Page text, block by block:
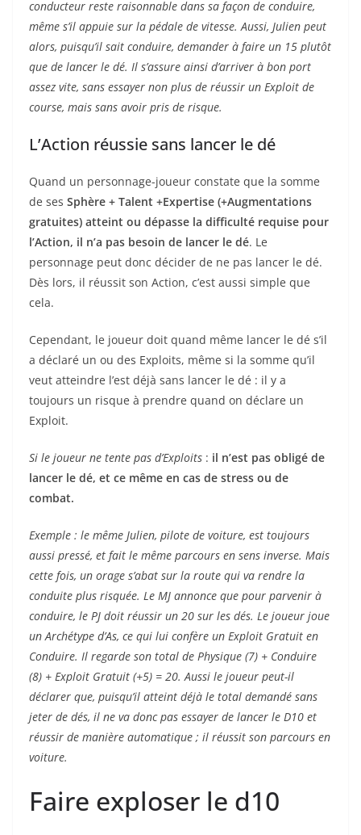
conducteur reste raisonnable dans sa façon de conduire,
même s’il appuie sur la pédale de vitesse. Aussi, Julien peut
alors, puisqu’il sait conduire, demander à faire un 15 plutôt
que de lancer le dé. Il s’assure ainsi d’arriver à bon port
assez vite, sans essayer non plus de réussir un Exploit de
course, mais sans avoir pris de risque.
L’Action réussie sans lancer le dé
Quand un personnage-joueur constate que la somme
de ses Sphère + Talent +Expertise (+Augmentations
gratuites) atteint ou dépasse la difficulté requise pour
l’Action, il n’a pas besoin de lancer le dé. Le
personnage peut donc décider de ne pas lancer le dé.
Dès lors, il réussit son Action, c’est aussi simple que
cela.
Cependant, le joueur doit quand même lancer le dé s’il
a déclaré un ou des Exploits, même si la somme qu’il
veut atteindre l’est déjà sans lancer le dé : il y a
toujours un risque à prendre quand on déclare un
Exploit.
Si le joueur ne tente pas d’Exploits : il n’est pas obligé de
lancer le dé, et ce même en cas de stress ou de
combat.
Exemple : le même Julien, pilote de voiture, est toujours
aussi pressé, et fait le même parcours en sens inverse. Mais
cette fois, un orage s’abat sur la route qui va rendre la
conduite plus risquée. Le MJ annonce que pour parvenir à
conduire, le PJ doit réussir un 20 sur les dés. Le joueur joue
un Archétype d’As, ce qui lui confère un Exploit Gratuit en
Conduire. Il regarde son total de Physique (7) + Conduire
(8) + Exploit Gratuit (+5) = 20. Aussi le joueur peut-il
déclarer que, puisqu’il atteint déjà le total demandé sans
jeter de dés, il ne va donc pas essayer de lancer le D10 et
réussir de manière automatique ; il réussit son parcours en
voiture.
Faire exploser le d10